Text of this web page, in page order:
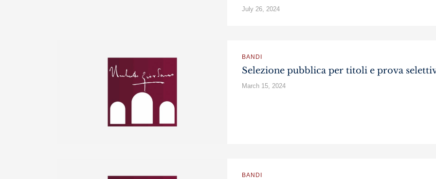
July 26, 2024
BANDI
Selezione pubblica per titoli e prova
March 15, 2024
BANDI